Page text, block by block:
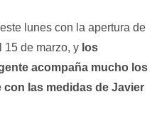
lunes con la apertura de
15 de marzo, y los
acompaña mucho los
las medidas de Javier